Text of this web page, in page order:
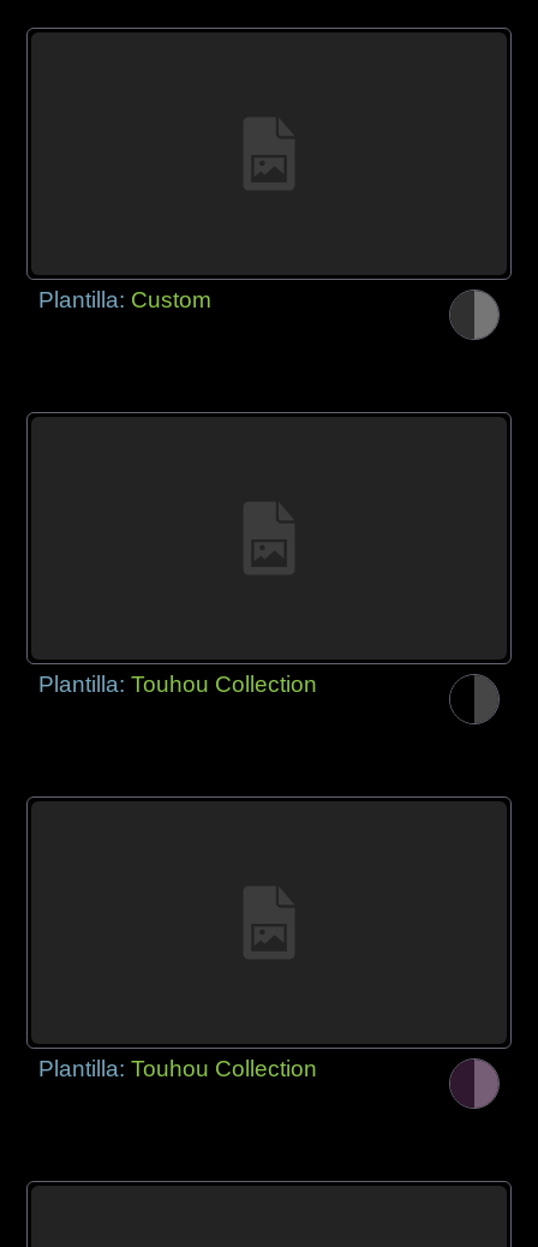
Plantilla: Custom
Plantilla:Touhou Collection
Plantilla:Touhou Collection